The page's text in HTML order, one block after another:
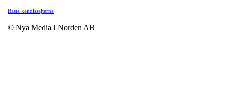
Bästa kändissajterna
© Nya Media i Norden AB